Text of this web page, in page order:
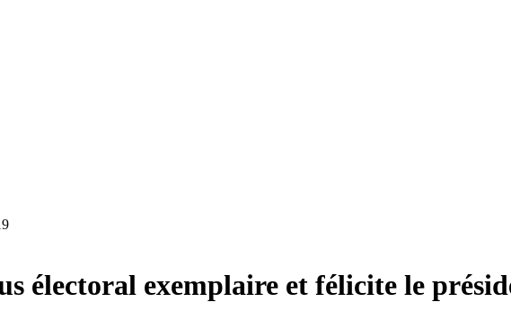
électoral exemplaire et félicite le